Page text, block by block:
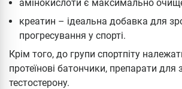
амінокислоти є максимально
креатин – ідеальна добавка для
прогресування у спорті.
Крім того, до групи спортпіту
протеїнові батончики, препарати для
тестостерону.